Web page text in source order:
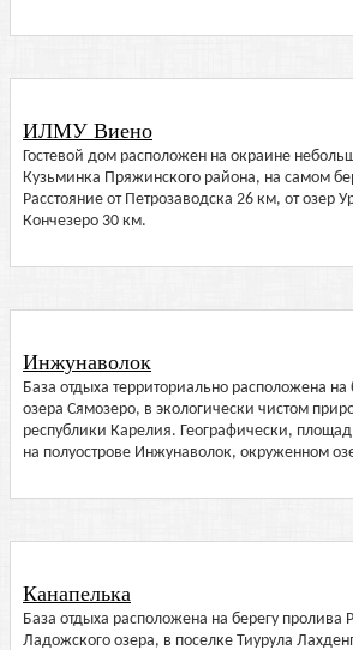
ИЛМУ Виено
Гостевой дом расположен на окраине
Кузьминка Пряжинского района, на самом
Расстояние от Петрозаводска 26 км, от озер
Кончезеро 30 км.
Инжунаволок
База отдыха территориально расположена на
озера Сямозеро, в экологически чистом
республики Карелия. Географически,
на полуострове Инжунаволок, окруженном
Канапелька
База отдыха расположена на берегу пролива
Ладожского озера, в поселке Тиурула